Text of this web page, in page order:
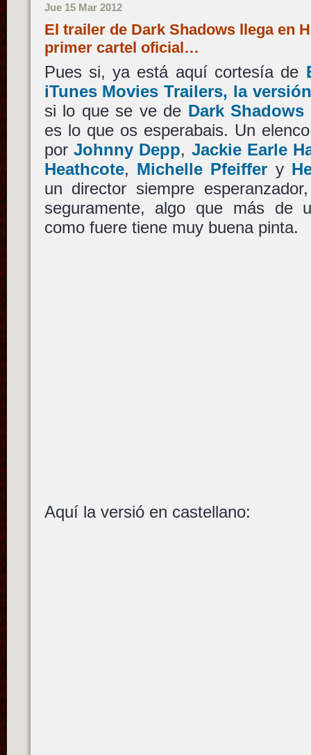
Jue 15 Mar 2012
El trailer de Dark Shadows llega en
primer cartel oficial…
Pues si, ya está aquí cortesía de
iTunes Movies Trailers, la
si lo que se ve de Dark Shadows
es lo que os esperabais. Un
por Johnny Depp, Jackie Earle
Heathcote, Michelle Pfeiffer y
un director siempre
seguramente, algo que más de
como fuere tiene muy buena pinta.
Aquí la versió en castellano: